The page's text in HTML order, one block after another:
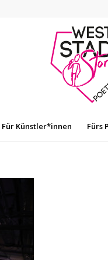
Für Künstler*innen Fürs